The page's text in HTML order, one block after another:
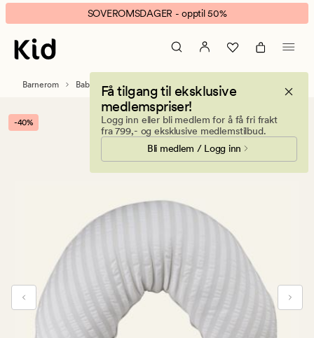
Stripy
ammepute
beige
banner.
Klikk
ESCAPE
pause.
SOVEROMSDAGER - opptil 50%
Få tilgang til eksklusive
medlemspriser!
Logg inn eller bli medlem for å få fri frakt
fra 799,- og eksklusive medlemstilbud.
Bli medlem / Logg inn
Barnerom Babyutstyr Ammeputer og stellematter
-40%